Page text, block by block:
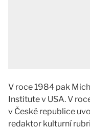
V roce 1984 pak
Institute v USA. V
v České republice
redaktor kulturní